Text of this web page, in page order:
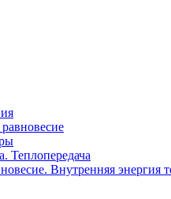
Теплопередача
Внутренняя энергия